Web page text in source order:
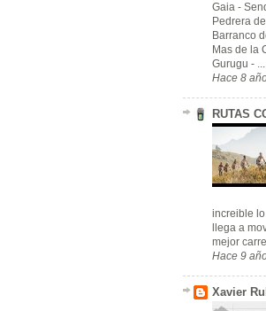
Gaia -
Pedrera
Barranco
Mas de la
Gurugu - ...
Hace 8
RUTAS
increible
llega a
mejor
Hace 9
Xavier